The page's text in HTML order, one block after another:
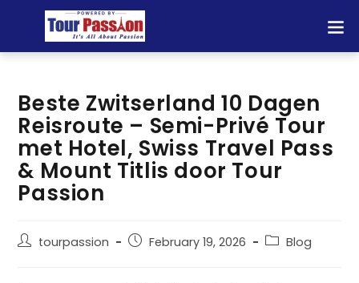
Beste Zwitserland 10 Dagen
Reisroute – Semi-Privé Tour
met Hotel, Swiss Travel Pass
& Mount Titlis door Tour
Passion
tourpassion February 19, 2026 Blog